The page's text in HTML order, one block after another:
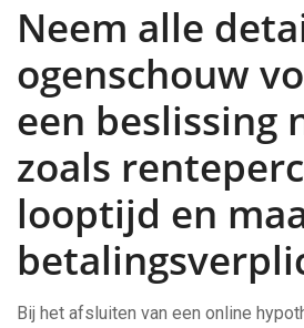
Neem alle
ogenschouw
een beslissing
zoals
looptijd en
Bij het afsluiten van een online